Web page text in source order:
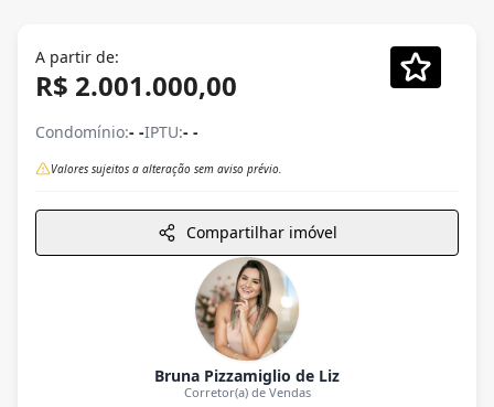
A partir de:
R$ 2.001.000,00
Condomínio:- -IPTU:- -
Valores sujeitos a alteração sem aviso prévio.
Compartilhar imóvel
Bruna Pizzamiglio de Liz
Corretor(a) de Vendas